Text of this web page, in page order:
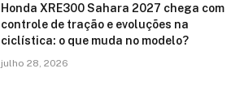
Honda XRE300 Sahara 2027 chega com
controle de tração e evoluções na
ciclística: o que muda no modelo?
julho 28, 2026